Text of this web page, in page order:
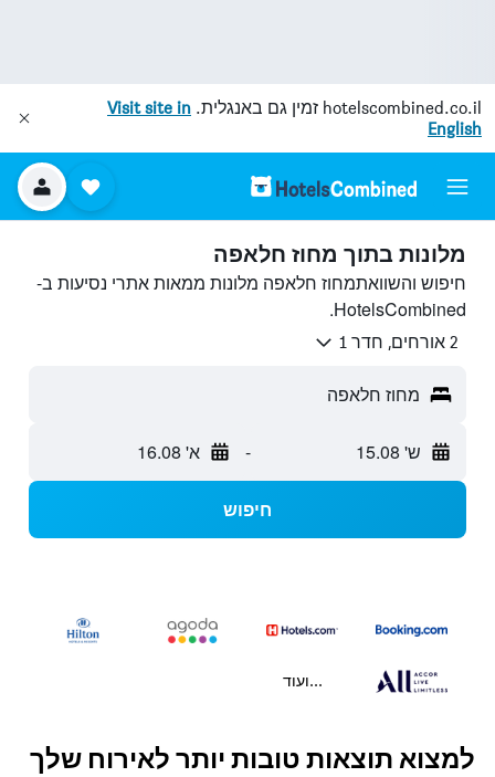
hotelscombined.co.il זמין גם באנגלית. Visit site in
English
מלונות בתוך מחוז חלאפה
חיפוש והשוואתמחוז חלאפה מלונות ממאות אתרי נסיעות ב-
HotelsCombined.
2 אורחים, חדר 1
מחוז חלאפה
ש' 15.08 - א' 16.08
חיפוש
...ועוד
למצוא תוצאות טובות יותר לאירוח שלך